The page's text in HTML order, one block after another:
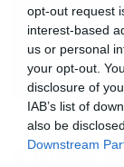
opt-out request
interest-based
us or personal
your opt-out.
disclosure of
IAB’s list of
also be
Downstream
Music
Ο Glenn